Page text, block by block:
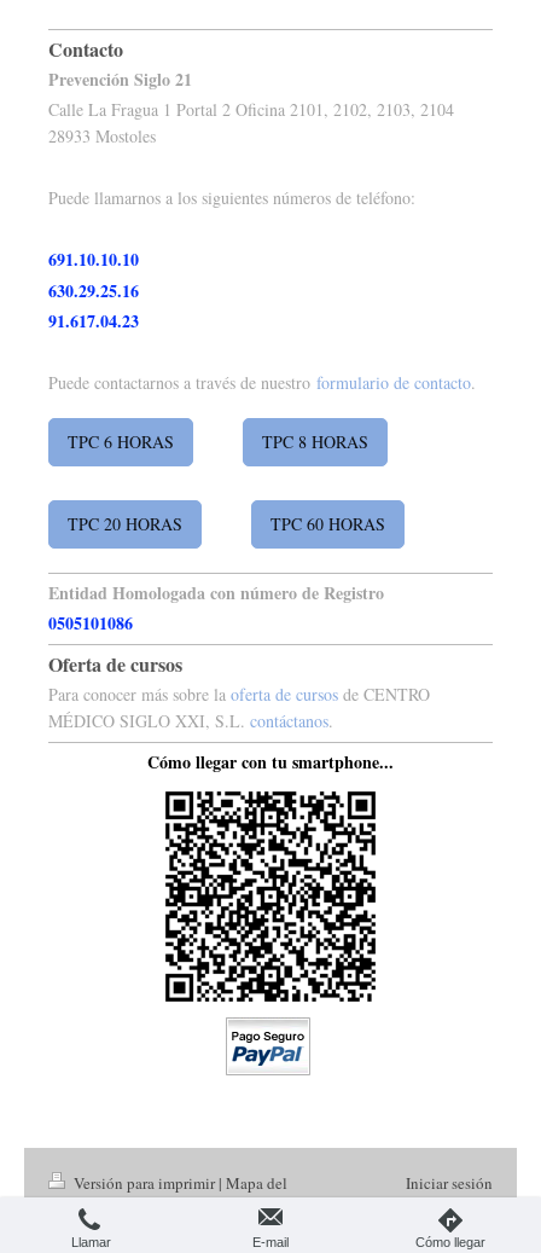
Contacto
Prevención Siglo 21
Calle La Fragua 1 Portal 2 Oficina 2101, 2102, 2103, 2104
28933 Mostoles
Puede llamarnos a los siguientes números de teléfono:
691.10.10.10
630.29.25.16
91.617.04.23
Puede contactarnos a través de nuestro formulario de contacto.
TPC 6 HORAS TPC 8 HORAS
TPC 20 HORAS TPC 60 HORAS
Entidad Homologada con número de Registro
0505101086
Oferta de cursos
Para conocer más sobre la oferta de cursos de CENTRO
MÉDICO SIGLO XXI, S.L. contáctanos.
Cómo llegar con tu smartphone...
Versión para imprimir| Mapa del
sitio
© Prevención Siglo 21.
Iniciar sesión
Vista Web
Llamar E-mail Cómo llegar